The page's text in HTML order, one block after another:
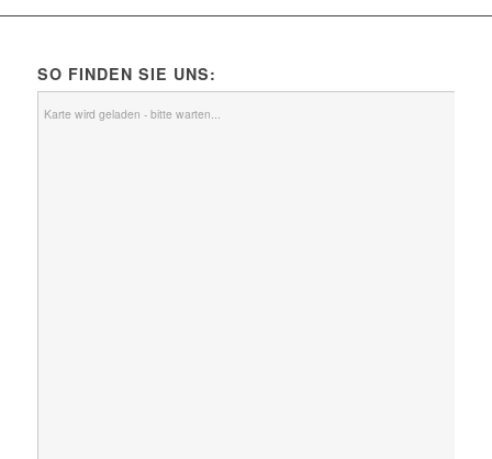
SO FINDEN SIE UNS:
Karte wird geladen - bitte warten...